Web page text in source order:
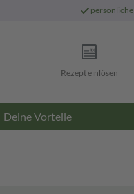
persönliche
Rezept einlösen
Deine Vorteile